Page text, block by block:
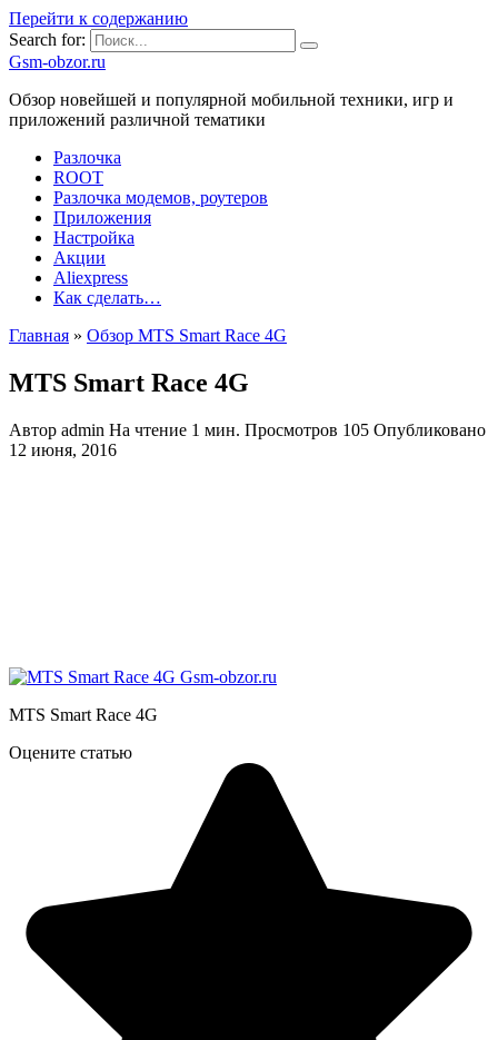
Перейти к содержанию
Search for:
Gsm-obzor.ru
Обзор новейшей и популярной мобильной техники, игр и
приложений различной тематики
Разлочка
ROOT
Разлочка модемов, роутеров
Приложения
Настройка
Акции
Aliexpress
Как сделать…
Главная » Обзор MTS Smart Race 4G
MTS Smart Race 4G
Автор admin На чтение 1 мин. Просмотров 105 Опубликовано
12 июня, 2016
MTS Smart Race 4G
Оцените статью